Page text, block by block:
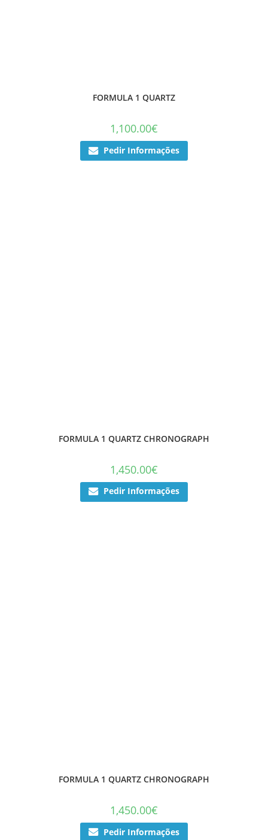
FORMULA 1 QUARTZ
1,100.00€
Pedir Informações
FORMULA 1 QUARTZ CHRONOGRAPH
1,450.00€
Pedir Informações
FORMULA 1 QUARTZ CHRONOGRAPH
1,450.00€
Pedir Informações